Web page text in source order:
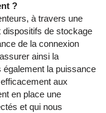
?
à travers une
de stockage
de la connexion
ainsi la
la puissance
aux
en place une
et qui nous